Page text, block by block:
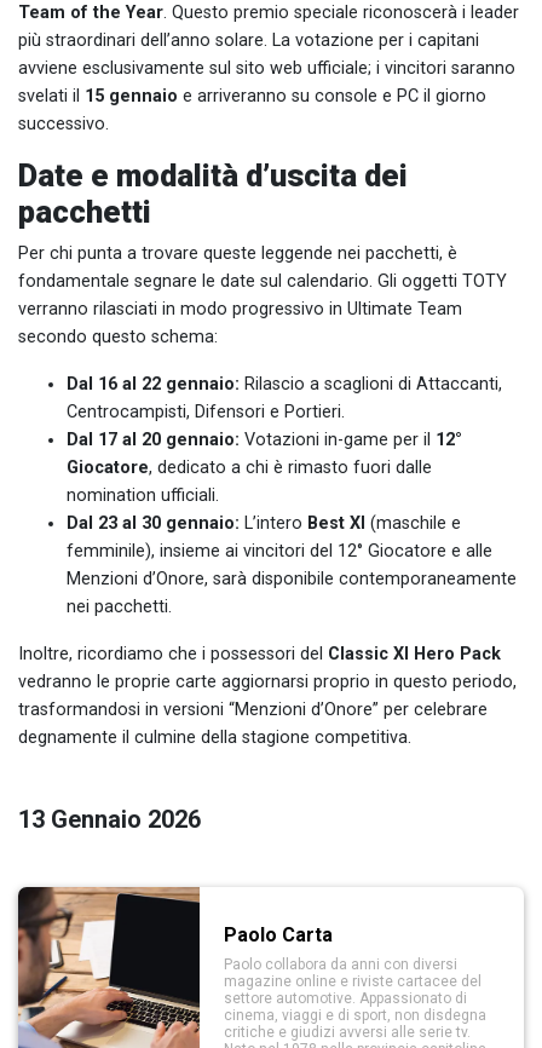
Team of the Year. Questo premio speciale riconoscerà i leader
più straordinari dell’anno solare. La votazione per i capitani
avviene esclusivamente sul sito web ufficiale; i vincitori saranno
svelati il 15 gennaio e arriveranno su console e PC il giorno
successivo.
Date e modalità d’uscita dei
pacchetti
Per chi punta a trovare queste leggende nei pacchetti, è
fondamentale segnare le date sul calendario. Gli oggetti TOTY
verranno rilasciati in modo progressivo in Ultimate Team
secondo questo schema:
Dal 16 al 22 gennaio: Rilascio a scaglioni di Attaccanti,
Centrocampisti, Difensori e Portieri.
Dal 17 al 20 gennaio: Votazioni in-game per il 12°
Giocatore, dedicato a chi è rimasto fuori dalle
nomination ufficiali.
Dal 23 al 30 gennaio: L’intero Best XI (maschile e
femminile), insieme ai vincitori del 12° Giocatore e alle
Menzioni d’Onore, sarà disponibile contemporaneamente
nei pacchetti.
Inoltre, ricordiamo che i possessori del Classic XI Hero Pack
vedranno le proprie carte aggiornarsi proprio in questo periodo,
trasformandosi in versioni “Menzioni d’Onore” per celebrare
degnamente il culmine della stagione competitiva.
13 Gennaio 2026
Paolo Carta
Paolo collabora da anni con diversi
magazine online e riviste cartacee del
settore automotive. Appassionato di
cinema, viaggi e di sport, non disdegna
critiche e giudizi avversi alle serie tv.